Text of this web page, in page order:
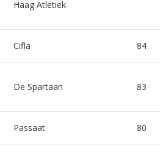
Haag Atletiek
Cifla 84
De Spartaan 83
Passaat 80